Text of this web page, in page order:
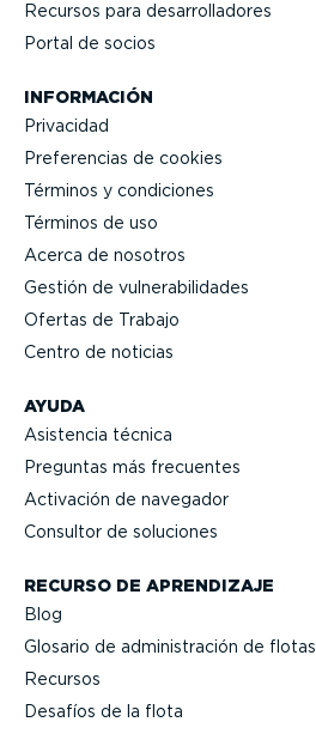
AYUDA
Asistencia técnica
Preguntas más frecuentes
Activación de navegador
Consultor de soluciones
RECURSO DE APRENDIZAJE
Blog
Glosario de adminis­tración de flotas
Recursos
Desafíos de la flota
Recursos para desarro­lla­dores
Portal de socios
INFORMACIÓN
Privacidad
Prefe­rencias de cookies
Términos y condiciones
Términos de uso
Acerca de nosotros
Gestión de vulne­ra­bi­li­dades
Ofertas de Trabajo
Centro de noticias